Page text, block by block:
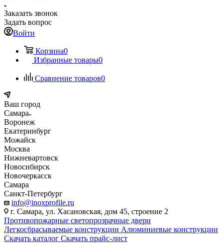
Заказать звонок
Задать вопрос
Войти
Корзина0
Избранные товары0
Сравнение товаров0
Ваш город
Самара
Воронеж
Екатеринбург
Можайск
Москва
Нижневартовск
Новосибирск
Новочеркасск
Самара
Санкт-Петербург
info@inoxprofile.ru
г. Самара, ул. Хасановская, дом 45, строение 2
Противопожарные светопрозрачные двери
Легкосбрасываемые конструкции Алюминиевые конструкции
Скачать каталог Скачать прайс-лист